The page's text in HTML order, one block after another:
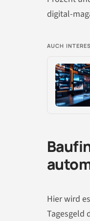
digital-
AUCH
Hier wird
Tagesgeld